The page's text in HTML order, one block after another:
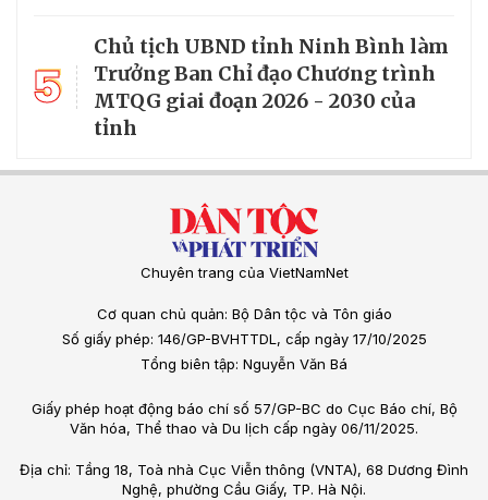
5
Chủ tịch UBND tỉnh Ninh Bình làm
Trưởng Ban Chỉ đạo Chương trình
MTQG giai đoạn 2026 - 2030 của
tỉnh
Chuyên trang của VietNamNet
Cơ quan chủ quản: Bộ Dân tộc và Tôn giáo
Số giấy phép: 146/GP-BVHTTDL, cấp ngày 17/10/2025
Tổng biên tập: Nguyễn Văn Bá
Giấy phép hoạt động báo chí số 57/GP-BC do Cục Báo chí, Bộ
Văn hóa, Thể thao và Du lịch cấp ngày 06/11/2025.
Địa chỉ: Tầng 18, Toà nhà Cục Viễn thông (VNTA), 68 Dương Đình
Nghệ, phường Cầu Giấy, TP. Hà Nội.